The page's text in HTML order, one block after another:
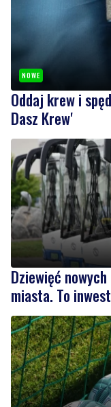
NOWE
Oddaj krew i
Dasz Krew'
Dziewięć
miasta. To